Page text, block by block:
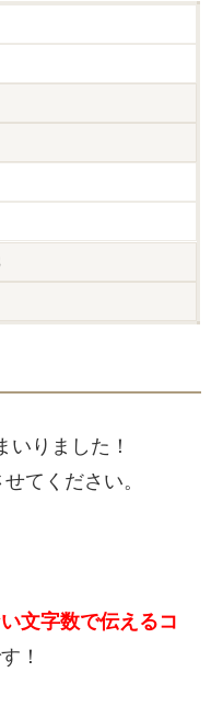
りました！
てください。
文字数で伝えるコ
！